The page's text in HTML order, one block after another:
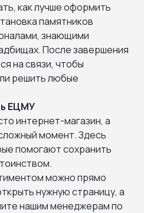
как лучше оформить
памятников
знающими
После завершения
на связи, чтобы
решить любые
ЕЦМУ
интернет-магазин, а
момент. Здесь
помогают сохранить
можно прямо
нужную страницу, а
нашим менеджерам по